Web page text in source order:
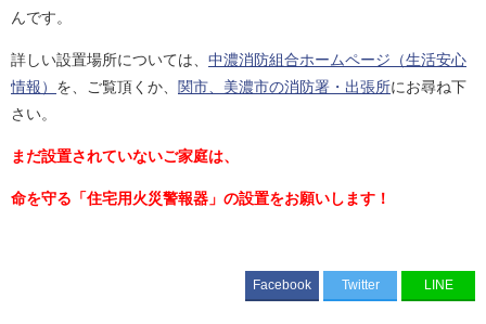
んです。
詳しい設置場所については、 中濃消防組合ホームページ（生活安心
情報） を、ご覧頂くか、 関市、美濃市の消防署・出張所にお尋ね下
さい。
まだ設置されていないご家庭は、
命を守る「住宅用火災警報器」 の設置をお願いします！
Facebook Twitter LINE